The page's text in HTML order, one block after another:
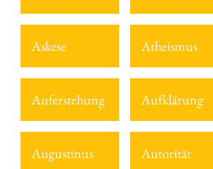
Askese Atheismus
Auferstehung Aufklärung
Augustinus Autorität